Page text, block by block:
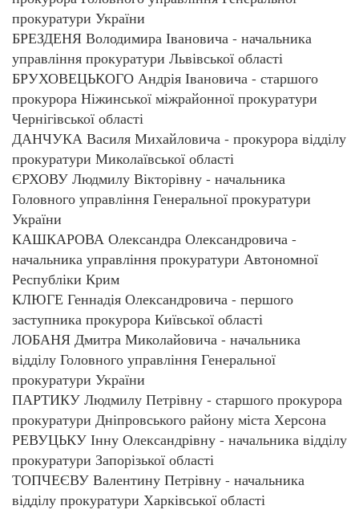
прокуратури України
БРЕЗДЕНЯ Володимира Івановича - начальника
управління прокуратури Львівської області
БРУХОВЕЦЬКОГО Андрія Івановича - старшого
прокурора Ніжинської міжрайонної прокуратури
Чернігівської області
ДАНЧУКА Василя Михайловича - прокурора відділу
прокуратури Миколаївської області
ЄРХОВУ Людмилу Вікторівну - начальника
Головного управління Генеральної прокуратури
України
КАШКАРОВА Олександра Олександровича -
начальника управління прокуратури Автономної
Республіки Крим
КЛЮГЕ Геннадія Олександровича - першого
заступника прокурора Київської області
ЛОБАНЯ Дмитра Миколайовича - начальника
відділу Головного управління Генеральної
прокуратури України
ПАРТИКУ Людмилу Петрівну - старшого прокурора
прокуратури Дніпровського району міста Херсона
РЕВУЦЬКУ Інну Олександрівну - начальника відділу
прокуратури Запорізької області
ТОПЧЕЄВУ Валентину Петрівну - начальника
відділу прокуратури Харківської області